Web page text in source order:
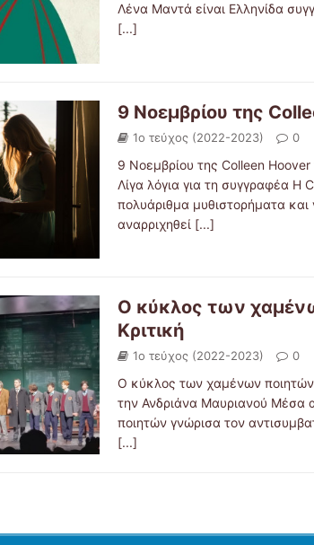
Λένα Μαντά είναι Ελληνίδα
[...]
9 Νοεμβρίου της
1ο τεύχος (2022-2023) 0
9 Νοεμβρίου της Colleen
Λίγα λόγια για τη συγγραφέα H
πολυάριθμα μυθιστορήματα
αναρριχηθεί [...]
Ο κύκλος των
Κριτική
1ο τεύχος (2022-2023) 0
Ο κύκλος των χαμένων
την Ανδριάνα Μαυριανού
ποιητών γνώρισα τον
[...]